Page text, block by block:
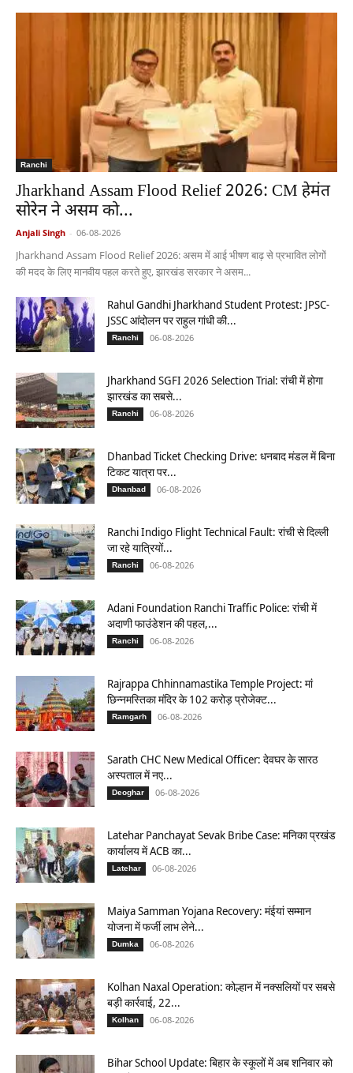
Ranchi
Jharkhand Assam Flood Relief 2026: CM हेमंत
सोरेन ने असम को...
Anjali Singh - 06-08-2026
Jharkhand Assam Flood Relief 2026: असम में आई भीषण बाढ़ से प्रभावित लोगों
की मदद के लिए मानवीय पहल करते हुए, झारखंड सरकार ने असम...
Rahul Gandhi Jharkhand Student Protest: JPSC-
JSSC आंदोलन पर राहुल गांधी की...
Ranchi 06-08-2026
Jharkhand SGFI 2026 Selection Trial: रांची में होगा
झारखंड का सबसे...
Ranchi 06-08-2026
Dhanbad Ticket Checking Drive: धनबाद मंडल में बिना
टिकट यात्रा पर...
Dhanbad 06-08-2026
Ranchi Indigo Flight Technical Fault: रांची से दिल्ली
जा रहे यात्रियों...
Ranchi 06-08-2026
Adani Foundation Ranchi Traffic Police: रांची में
अदाणी फाउंडेशन की पहल,...
Ranchi 06-08-2026
Rajrappa Chhinnamastika Temple Project: मां
छिन्नमस्तिका मंदिर के 102 करोड़ प्रोजेक्ट...
Ramgarh 06-08-2026
Sarath CHC New Medical Officer: देवघर के सारठ
अस्पताल में नए...
Deoghar 06-08-2026
Latehar Panchayat Sevak Bribe Case: मनिका प्रखंड
कार्यालय में ACB का...
Latehar 06-08-2026
Maiya Samman Yojana Recovery: मंईयां सम्मान
योजना में फर्जी लाभ लेने...
Dumka 06-08-2026
Kolhan Naxal Operation: कोल्हान में नक्सलियों पर सबसे
बड़ी कार्रवाई, 22...
Kolhan 06-08-2026
Bihar School Update: बिहार के स्कूलों में अब शनिवार को